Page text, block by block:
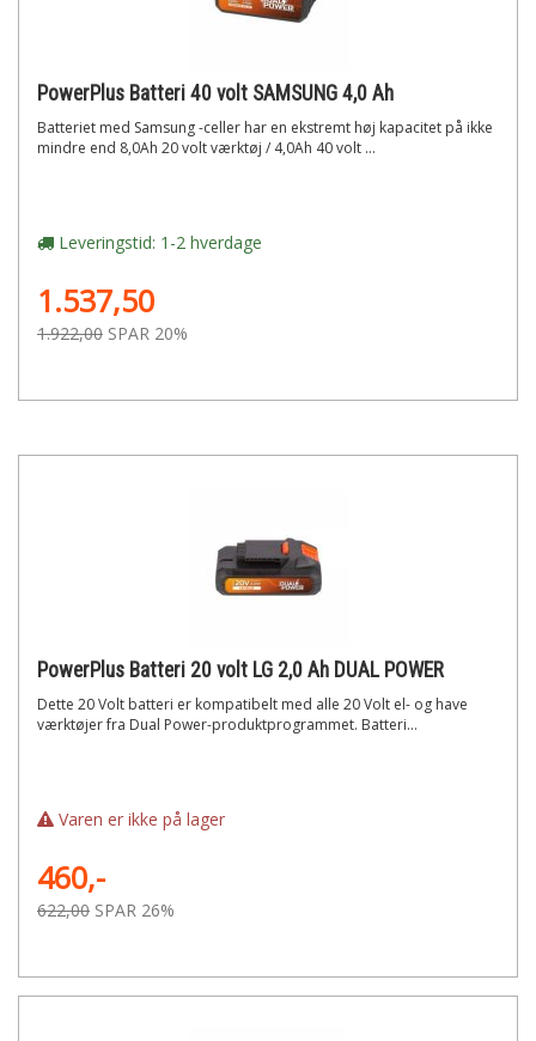
PowerPlus Batteri 40 volt SAMSUNG 4,0 Ah
Batteriet med Samsung -celler har en ekstremt høj kapacitet på ikke
mindre end 8,0Ah 20 volt værktøj / 4,0Ah 40 volt ...
Leveringstid: 1-2 hverdage
1.537,50
1.922,00 SPAR 20%
PowerPlus Batteri 20 volt LG 2,0 Ah DUAL POWER
Dette 20 Volt batteri er kompatibelt med alle 20 Volt el- og have
værktøjer fra Dual Power-produktprogrammet. Batteri...
Varen er ikke på lager
460,-
622,00 SPAR 26%